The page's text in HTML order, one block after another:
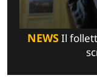
NEWSIl